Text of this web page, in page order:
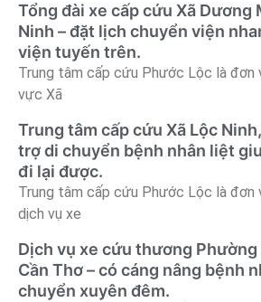
Tổng đài xe cấp cứu Xã Dương
Ninh – đặt lịch chuyển viện
viện tuyến trên.
Trung tâm cấp cứu Phước Lộc là đơn
vực Xã
Trung tâm cấp cứu Xã Lộc
trợ di chuyển bệnh nhân liệt
đi lại được.
Trung tâm cấp cứu Phước Lộc là đơn
dịch vụ xe
Dịch vụ xe cứu thương Phường
Cần Thơ – có cáng nâng bệnh
chuyển xuyên đêm.